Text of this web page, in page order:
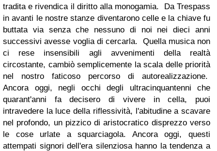
tradita e rivendica il diritto alla monogamia. Da Trespass
in avanti le nostre stanze diventarono celle e la chiave fu
buttata via senza che nessuno di noi nei dieci anni
successivi avesse voglia di cercarla. Quella musica non
ci rese insensibili agli avvenimenti della realtà
circostante, cambiò semplicemente la scala delle priorità
nel nostro faticoso percorso di autorealizzazione.
Ancora oggi, negli occhi degli ultracinquantenni che
quarant'anni fa decisero di vivere in cella, puoi
intravedere la luce della riflessività, l'abitudine a scavare
nel profondo, un pizzico di aristocratico disprezzo verso
le cose urlate a squarciagola. Ancora oggi, questi
attempati signori dell'era silenziosa hanno la tendenza a